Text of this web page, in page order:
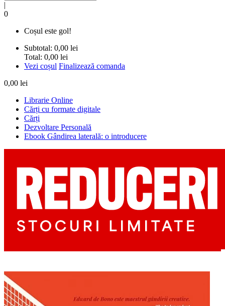
|
0
Coșul este gol!
Subtotal: 0,00 lei
Total: 0,00 lei
Vezi coșul Finalizează comanda
0,00 lei
Librarie Online
Cărți cu formate digitale
Cărți
Dezvoltare Personală
Ebook Gândirea laterală: o introducere